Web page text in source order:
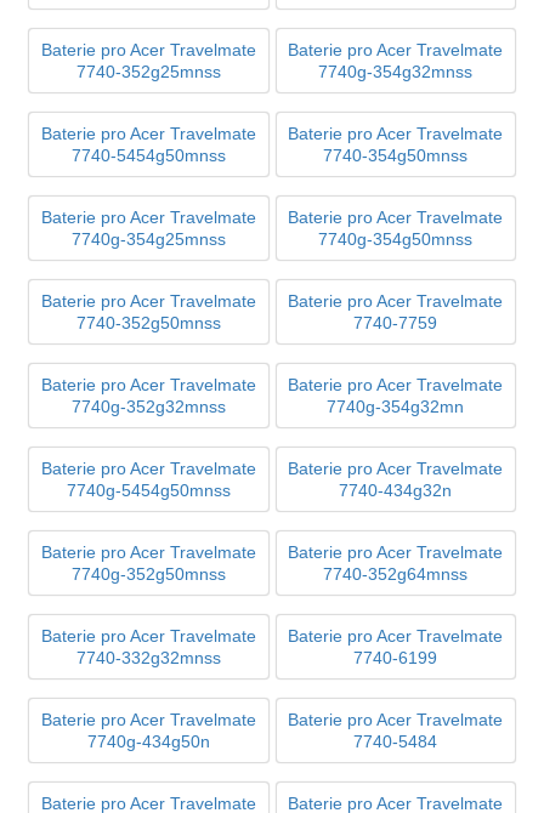
Baterie pro Acer Travelmate
7740-352g25mnss
Baterie pro Acer Travelmate
7740g-354g32mnss
Baterie pro Acer Travelmate
7740-5454g50mnss
Baterie pro Acer Travelmate
7740-354g50mnss
Baterie pro Acer Travelmate
7740g-354g25mnss
Baterie pro Acer Travelmate
7740g-354g50mnss
Baterie pro Acer Travelmate
7740-352g50mnss
Baterie pro Acer Travelmate
7740-7759
Baterie pro Acer Travelmate
7740g-352g32mnss
Baterie pro Acer Travelmate
7740g-354g32mn
Baterie pro Acer Travelmate
7740g-5454g50mnss
Baterie pro Acer Travelmate
7740-434g32n
Baterie pro Acer Travelmate
7740g-352g50mnss
Baterie pro Acer Travelmate
7740-352g64mnss
Baterie pro Acer Travelmate
7740-332g32mnss
Baterie pro Acer Travelmate
7740-6199
Baterie pro Acer Travelmate
7740g-434g50n
Baterie pro Acer Travelmate
7740-5484
Baterie pro Acer Travelmate
Baterie pro Acer Travelmate